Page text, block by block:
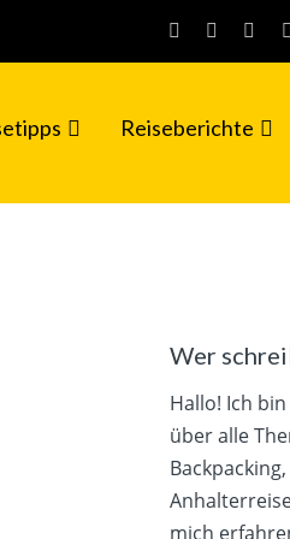
Reiseberichte
Wer
Hallo! Ich
über alle
mich